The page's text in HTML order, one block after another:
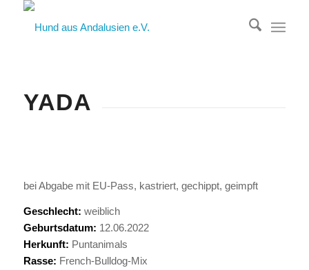
YADA
bei Abgabe mit EU-Pass, kastriert, gechippt, geimpft
Geschlecht: weiblich
Geburtsdatum: 12.06.2022
Herkunft: Puntanimals
Rasse: French-Bulldog-Mix